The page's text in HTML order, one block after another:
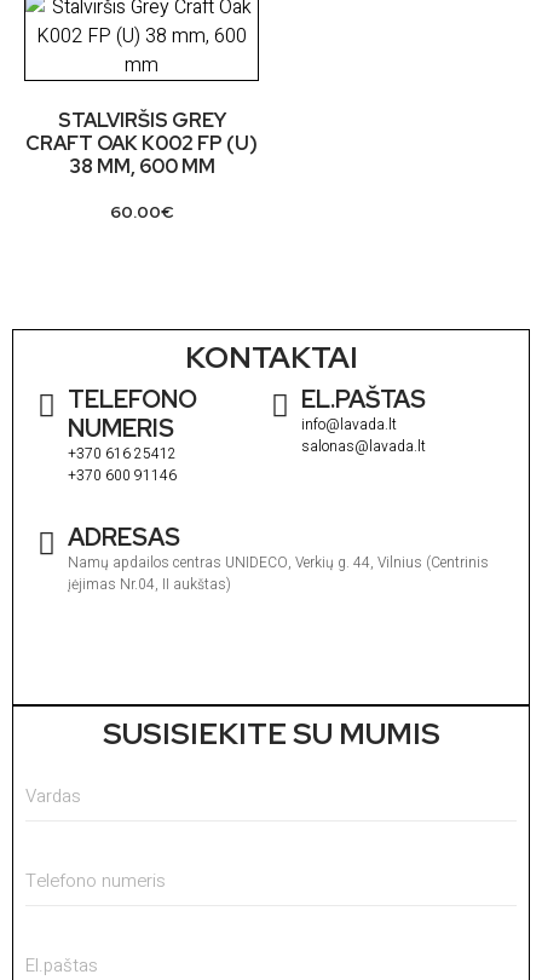
STALVIRŠIS GREY
CRAFT OAK K002 FP (U)
38 MM, 600 MM
60.00€
KONTAKTAI
TELEFONO
NUMERIS
+370 616 25412
+370 600 91146
EL.PAŠTAS
info@lavada.lt
salonas@lavada.lt
ADRESAS
Namų apdailos centras UNIDECO, Verkių g. 44, Vilnius (Centrinis
įėjimas Nr.04, II aukštas)
SUSISIEKITE SU MUMIS